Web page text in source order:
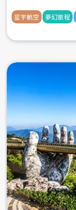
星宇航空 夢幻旅程